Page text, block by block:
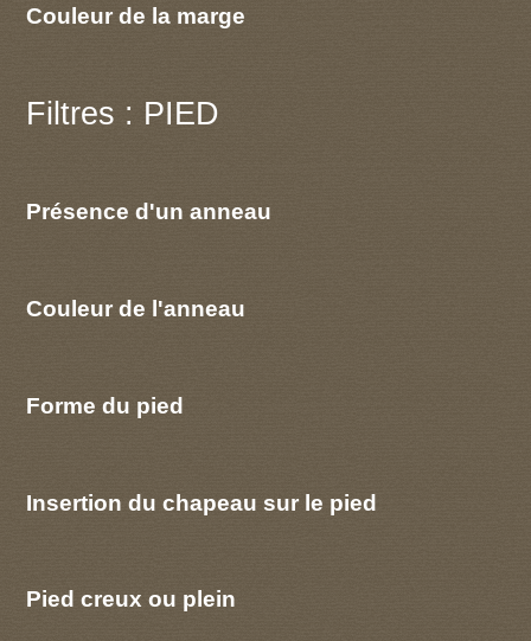
Couleur de la marge
Filtres : PIED
Présence d'un anneau
Couleur de l'anneau
Forme du pied
Insertion du chapeau sur le pied
Pied creux ou plein